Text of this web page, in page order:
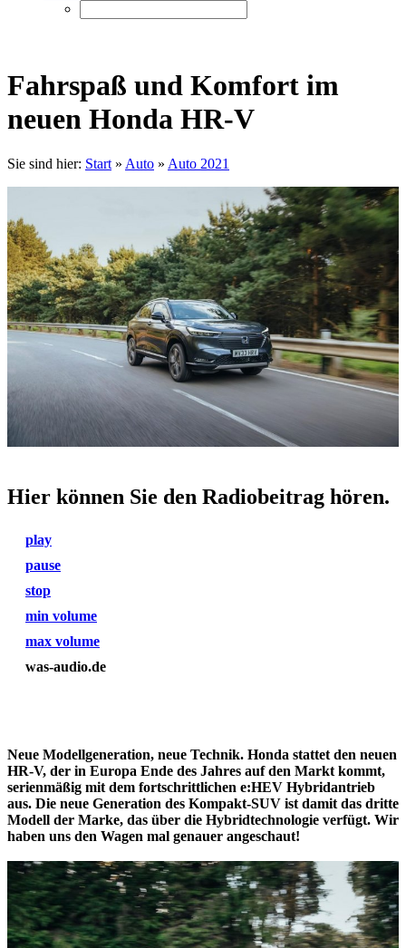
Fahrspaß und Komfort im
neuen Honda HR-V
Sie sind hier: Start » Auto » Auto 2021
Hier können Sie den Radiobeitrag hören.
play
pause
stop
min volume
max volume
was-audio.de
Neue Modellgeneration, neue Technik. Honda stattet den neuen
HR-V, der in Europa Ende des Jahres auf den Markt kommt,
serienmäßig mit dem fortschrittlichen e:HEV Hybridantrieb
aus. Die neue Generation des Kompakt-SUV ist damit das dritte
Modell der Marke, das über die Hybridtechnologie verfügt. Wir
haben uns den Wagen mal genauer angeschaut!